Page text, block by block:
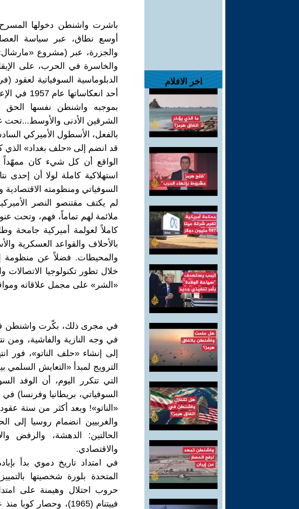
اخر الافلام
باشرت واشنطن دخولها
أوسع نطاق، عبر سياسة العصا
والجزرة، عبر (مشروع
والخاسرة في الحرب، على
الدبلوماسية السوفياتية
أحد
بموجبه واشنطن نفسها الحق
الشرقين الأدنى
بالفعل، الأسطول الأميركي
قد انضم إلى «حلف بغداد» الذي كان أُنشئ عام 1955
الواقع أن كل شيء كان ممهّداً
استهلاكية كاملة لولا أن إحدى
السوفياتي ومنظومته الاقتصادية
لم يكتف مقتنصو النصر
ملائمة لهم تماماً، فهم، وتحت
كاملاً لعولمة أميركية جامحة
بالأحلاف والقواعد العسكرية
والمحيطات. فضلاً عن منظومة
خلال تطور تكنولوجيا
«الشر» على مجمل علاقاته
في مجرى ذلك، بكّرت واشنطن
في وجه النازية والفاشية، ومن
إلى إنشاء «حلف الناتو»، فور
الترويج لمبدأ «التعايش السلمي
التي تتكرر اليوم، أن الوفد
«الناتو»! وبعد أكثر من ستة
والغربيين انضمام روسيا إلى
الحالتين: الدهشة، والرفض
والاقتصادي.
في امتداد تاريخ دموي بدأ
المتحدة بلورة شخصيتها
حروب احتلال وهيمنة على